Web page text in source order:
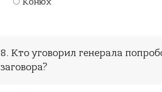
Конюх
8. Кто уговорил генерала
заговора?